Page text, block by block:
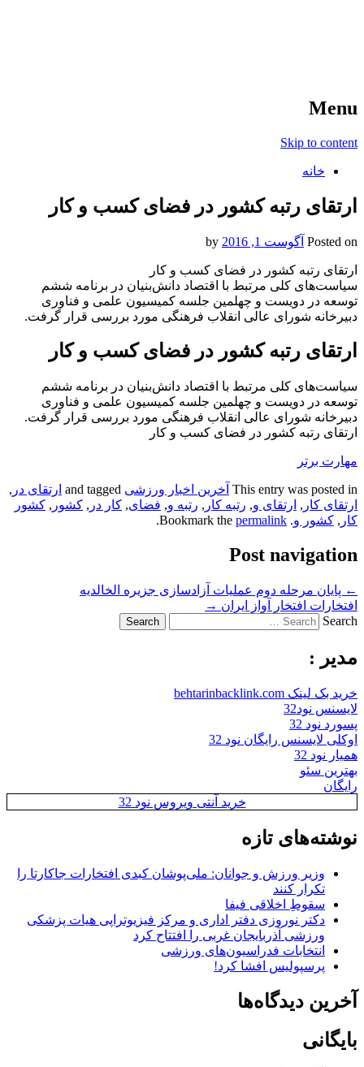
Menu
Skip to content
خانه
ارتقای رتبه کشور در فضای کسب و کار
Posted on آگوست 1, 2016
ارتقای رتبه کشور در فضای کسب و کار
سیاست‌های کلی مرتبط با اقتصاد دانش‌بنیان در برنامه ششم
توسعه در دویست و چهلمین جلسه کمیسیون علمی و فناوری
دبیرخانه شورای عالی انقلاب فرهنگی مورد بررسی قرار گرفت.
ارتقای رتبه کشور در فضای کسب و کار
سیاست‌های کلی مرتبط با اقتصاد دانش‌بنیان در برنامه ششم
توسعه در دویست و چهلمین جلسه کمیسیون علمی و فناوری
دبیرخانه شورای عالی انقلاب فرهنگی مورد بررسی قرار گرفت.
ارتقای رتبه کشور در فضای کسب و کار
مهارت برتر
This entry was posted in آخرین اخبار ورزشی ارتقای در ,
ارتقای کار , ارتقای و, رتبه کار , رتبه و, فضای, کار در , کشور , کشور
کار , کشور و. Bookmark the
permalink
.
Post navigation
← پایان مرحله دوم عملیات آزادسازی جزیره الخالدیه
افتخارات افتخار آواز ایران →
Search
مدیر :
خرید بک لینک behtarinbacklink.com
لایسنس نود32
پسورد نود 32
اوکلی لایسنس رایگان نود 32
همیار نود 32
بهترین سئو
رایگان
خرید آنتی ویروس نود 32
نوشته‌های تازه
وزیر ورزش و جوانان: ملی‌پوشان کبدی افتخارات جاکارتا را
تکرار کنند
سقوطِ اخلاقی فیفا
دکتر نوروزی دفتر اداری و مرکز فیزیوتراپی هیات پزشکی
ورزشی آذربایجان غربی را افتتاح کرد
انتخابات فدراسیون‌های ورزشی
پرسپولیس افشا کرد!
آخرین دیدگاه‌ها
بایگانی